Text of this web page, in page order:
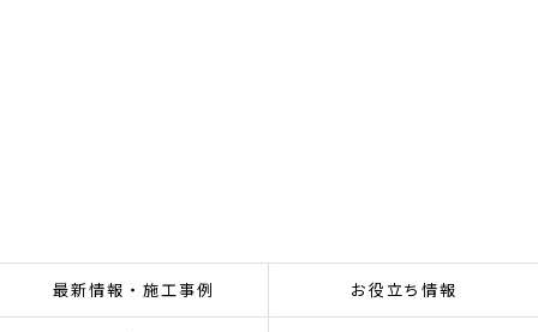
最新情報・施工事例 お役立ち情報